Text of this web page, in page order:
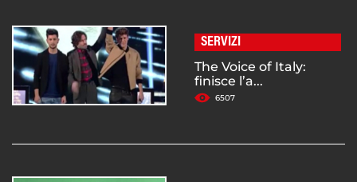
SERVIZI
The Voice of Italy:
finisce l’a...
6507